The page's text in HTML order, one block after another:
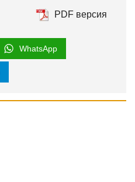
PDF версия
WhatsApp